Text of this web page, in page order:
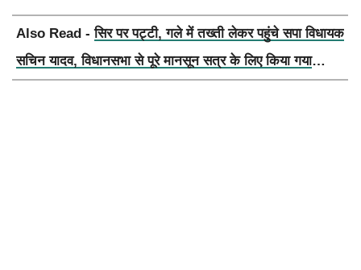
Also Read -सिर पर पट्टी, गले में तख्ती लेकर पहुंचे सपा विधायक
सचिन यादव, विधानसभा से पूरे मानसून सत्र के लिए किया गया